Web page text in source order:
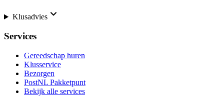
Klusadvies
Services
Gereedschap huren
Klusservice
Bezorgen
PostNL Pakketpunt
Bekijk alle services